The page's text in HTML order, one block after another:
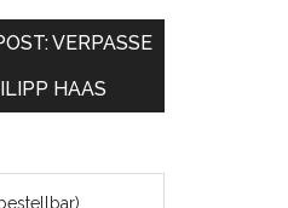
VERPASSE
HAAS